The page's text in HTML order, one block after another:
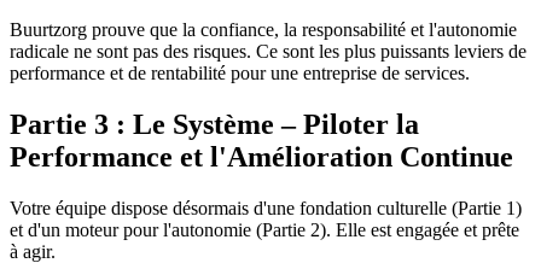
Buurtzorg prouve que la confiance, la responsabilité et l'autonomie
radicale ne sont pas des risques. Ce sont les plus puissants leviers de
performance et de rentabilité pour une entreprise de services.
Partie 3 : Le Système – Piloter la
Performance et l'Amélioration Continue
Votre équipe dispose désormais d'une fondation culturelle (Partie 1)
et d'un moteur pour l'autonomie (Partie 2). Elle est engagée et prête
à agir.